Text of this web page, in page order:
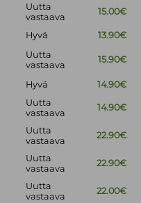
Uutta
vastaava
15.00€
Hyvä
13.90€
Uutta
vastaava
15.90€
Hyvä 14.90€
Uutta
vastaava
14.90€
Uutta
vastaava
22.90€
Uutta
vastaava
22.90€
Uutta
vastaava
22.00€